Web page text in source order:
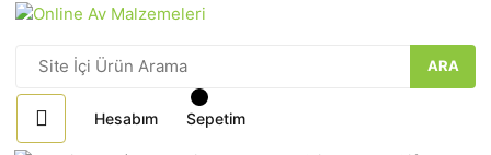
ARA
Hesabım Sepetim